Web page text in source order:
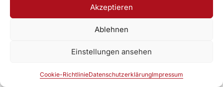
Akzeptieren
Ablehnen
Einstellungen ansehen
Cookie-RichtlinieDatenschutzerklärungImpressum
Zur DAV Webseite